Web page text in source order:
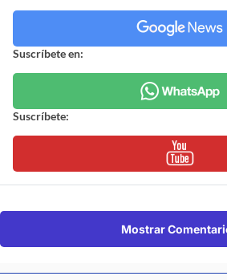
Suscríbete en:
Suscríbete:
Mostrar